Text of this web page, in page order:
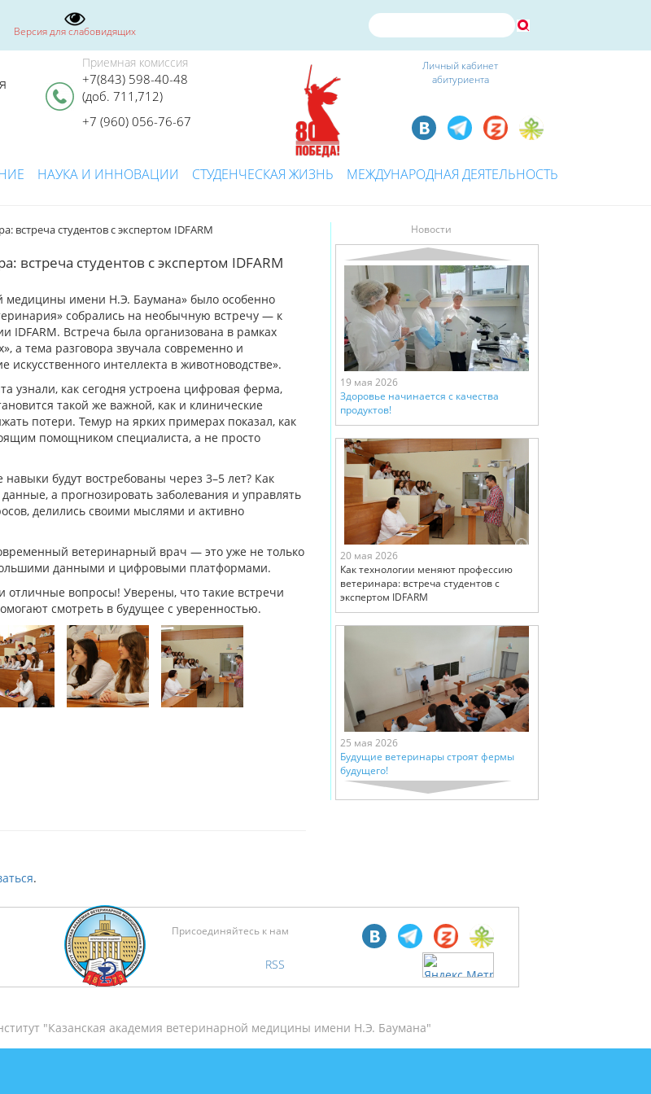
Версия для слабовидящих
Приемная комиссия
+7(843) 598-40-48
(доб. 711,712)
+7 (960) 056-76-67
Личный кабинет
абитуриента
НАУКА И ИННОВАЦИИ СТУДЕНЧЕСКАЯ ЖИЗНЬ МЕЖДУНАРОДНАЯ ДЕЯТЕЛЬНОСТЬ
встреча студентов с экспертом IDFARM
встреча студентов с экспертом IDFARM
медицины имени Н.Э. Баумана» было особенно
собрались на необычную встречу — к
Встреча была организована в рамках
а тема разговора звучала современно и
интеллекта в животноводстве».
узнали, как сегодня устроена цифровая ферма,
такой же важной, как и клинические
потери. Темур на ярких примерах показал, как
помощником специалиста, а не просто
будут востребованы через 3–5 лет? Как
а прогнозировать заболевания и управлять
делились своими мыслями и активно
ветеринарный врач — это уже не только
данными и цифровыми платформами.
отличные вопросы! Уверены, что такие встречи
смотреть в будущее с уверенностью.
.
Новости
19 мая 2026
Здоровье начинается с качества
продуктов!
20 мая 2026
Как технологии меняют профессию
ветеринара: встреча студентов с
экспертом IDFARM
25 мая 2026
Будущие ветеринары строят фермы
будущего!
Присоединяйтесь к нам
RSS
"Казанская академия ветеринарной медицины имени Н.Э. Баумана"